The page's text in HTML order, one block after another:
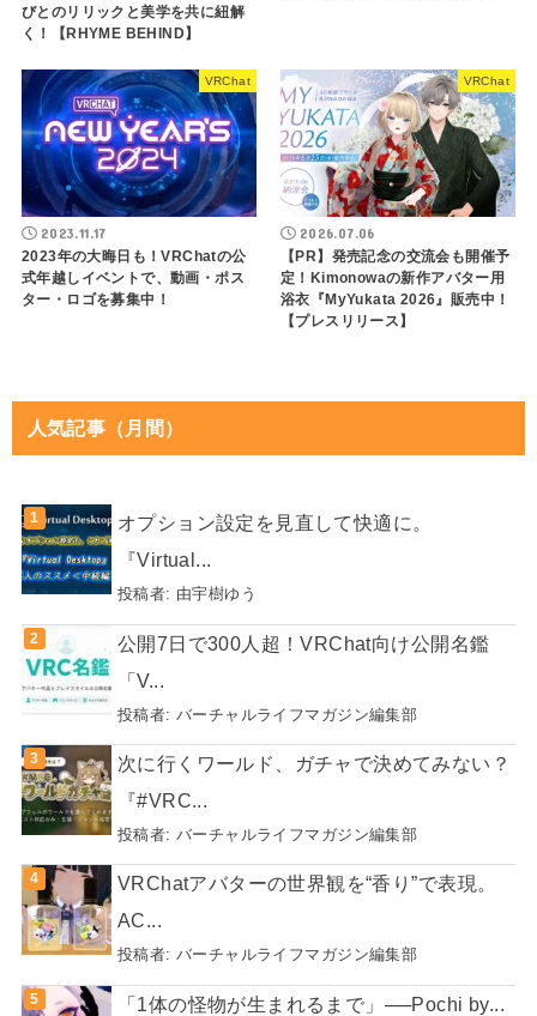
びとのリリックと美学を共に紐解
く！【RHYME BEHIND】
VRChat
2023.11.17
2023年の大晦日も！VRChatの公
式年越しイベントで、動画・ポス
ター・ロゴを募集中！
VRChat
2026.07.06
【PR】発売記念の交流会も開催予
定！Kimonowaの新作アバター用
浴衣『MyYukata 2026』販売中！
【プレスリリース】
人気記事（月間）
オプション設定を見直して快適に。
『Virtual...
投稿者: 由宇樹ゆう
公開7日で300人超！VRChat向け公開名鑑
「V...
投稿者: バーチャルライフマガジン編集部
次に行くワールド、ガチャで決めてみない？
『#VRC...
投稿者: バーチャルライフマガジン編集部
VRChatアバターの世界観を“香り”で表現。
AC...
投稿者: バーチャルライフマガジン編集部
「1体の怪物が生まれるまで」──Pochi by...